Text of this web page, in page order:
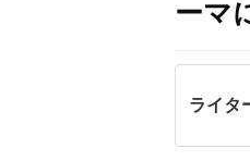
ーマ
ライタ